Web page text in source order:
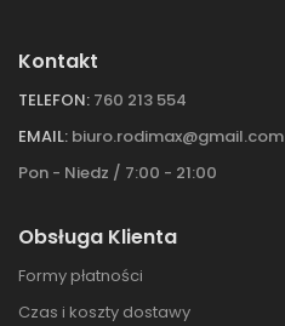
Kontakt
TELEFON: 760 213 554
EMAIL: biuro.rodimax@gmail.com
Pon - Niedz / 7:00 - 21:00
Obsługa Klienta
Formy płatności
Czas i koszty dostawy